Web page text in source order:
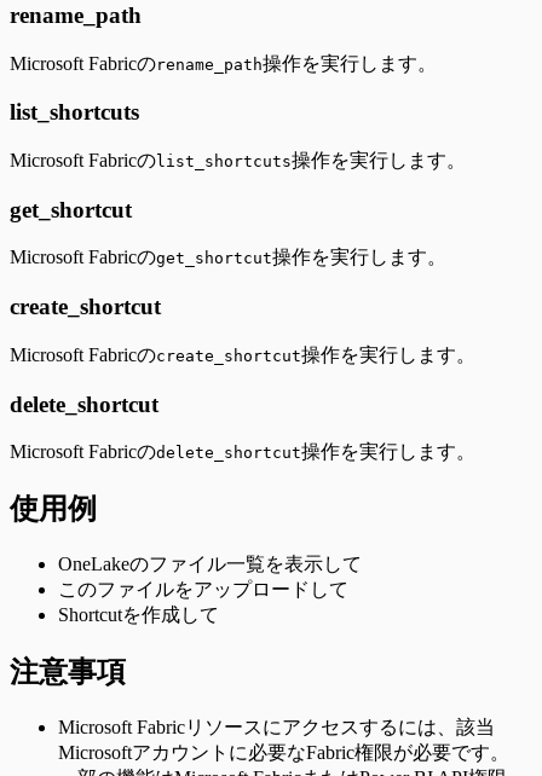
rename_path
Microsoft Fabricのrename_path操作を実行します。
list_shortcuts
Microsoft Fabricのlist_shortcuts操作を実行します。
get_shortcut
Microsoft Fabricのget_shortcut操作を実行します。
create_shortcut
Microsoft Fabricのcreate_shortcut操作を実行します。
delete_shortcut
Microsoft Fabricのdelete_shortcut操作を実行します。
使用例
OneLakeのファイル一覧を表示して
このファイルをアップロードして
Shortcutを作成して
注意事項
Microsoft Fabricリソースにアクセスするには、該当
Microsoftアカウントに必要なFabric権限が必要です。